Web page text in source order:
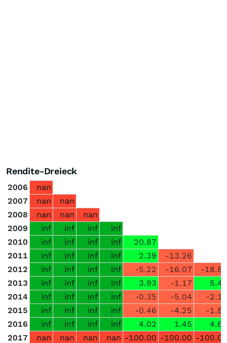
Rendite-Dreieck
2006
nan
2007
nan
nan
2008
nan nan
nan
2009
inf inf inf
inf
2010
inf inf inf inf
20.87
2011
inf inf inf inf 2.39
-13.26
2012
inf inf inf inf -5.22 -16.07
-18.80
2013
inf inf inf inf 3.93 -1.17
5.49
2014
inf inf inf inf -0.35 -5.04
-2.13
2015
inf inf inf inf -0.46 -4.25
-1.86
2016
inf inf inf inf 4.02 1.45
4.67
2017
nan nan nan nan -100.00 -100.00 -100.00